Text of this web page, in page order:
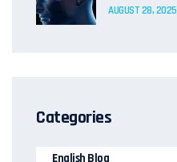
AUGUST 28, 2025
Categories
English Blog